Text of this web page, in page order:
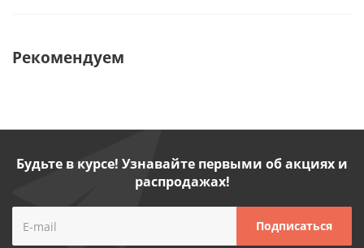
Рекомендуем
Будьте в курсе! Узнавайте первыми об акциях и
распродажах!